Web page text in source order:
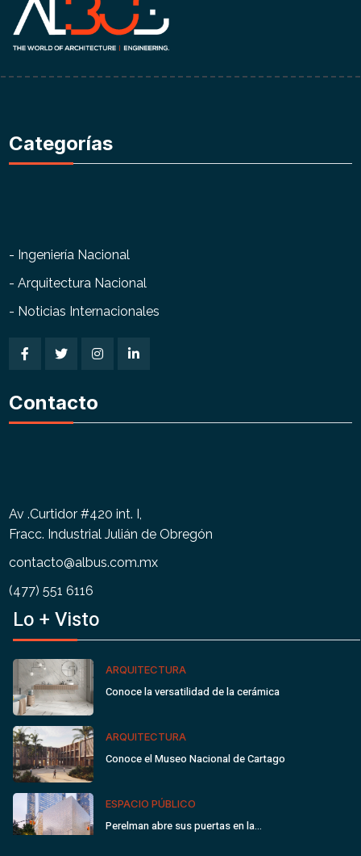
Categorías
- Ingeniería Nacional
- Arquitectura Nacional
- Noticias Internacionales
Contacto
Av .Curtidor #420 int. I,
Fracc. Industrial Julián de Obregón
contacto@albus.com.mx
(477) 551 6116
Lo + Visto
ARQUITECTURA
Conoce la versatilidad de la cerámica
ARQUITECTURA
Conoce el Museo Nacional de Cartago
ESPACIO PÚBLICO
Perelman abre sus puertas en la…